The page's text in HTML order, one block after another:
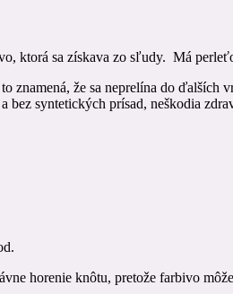
ktorá sa získava zo sľudy. Má
znamená, že sa neprelína do
bez syntetických prísad, neškodia
horenie knôtu, pretože farbivo